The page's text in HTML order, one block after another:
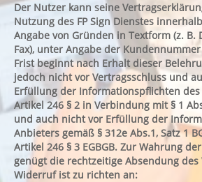
Der Nutzer kann seine
Nutzung des FP Sign Dienstes
Angabe von Gründen in Textform (z. B.
Fax), unter Angabe der
Frist beginnt nach Erhalt dieser
jedoch nicht vor Vertragsschluss und
Erfüllung der Informationspflichten
Artikel 246 § 2 in Verbindung mit § 1
und auch nicht vor Erfüllung der
Anbieters gemäß § 312e Abs.1, Satz 1
Artikel 246 § 3 EGBGB. Zur Wahrung
genügt die rechtzeitige Absendung
Widerruf ist zu richten an: